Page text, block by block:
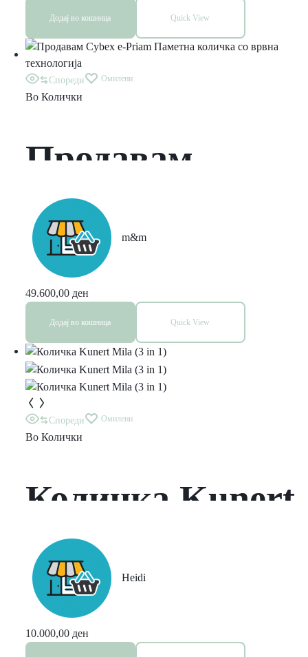
Додај во кошница Quick View
Спореди Омилени
Во Колички
Продавам
Cybex e-Priam
Паметна
количка со
врвна
технологија
m&m
49.600,00 ден
Додај во кошница Quick View
Спореди Омилени
Во Колички
Количка Kunert
Mila (3 in 1)
Heidi
10.000,00 ден